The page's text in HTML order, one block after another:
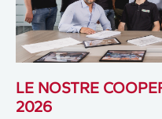
LE NOSTRE
2026